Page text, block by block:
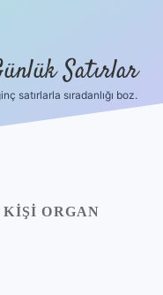
Satırlar
satırlarla sıradanlığı boz.
ORGAN